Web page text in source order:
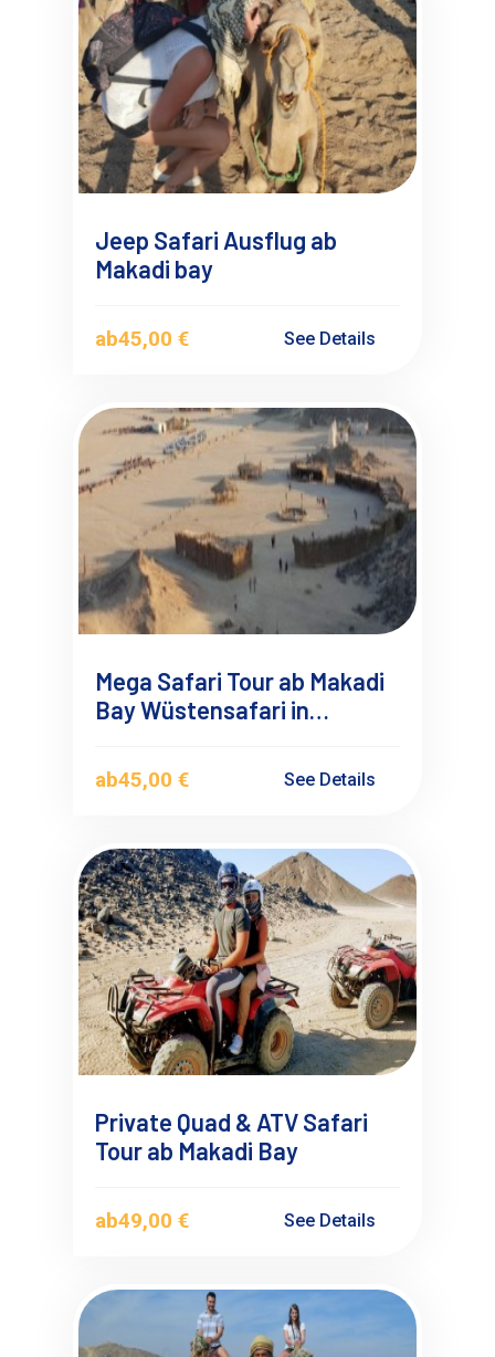
Jeep Safari Ausflug ab
Makadi bay
ab45,00 € See Details
Mega Safari Tour ab Makadi
Bay Wüstensafari in
ab45,00 € See Details
Private Quad & ATV Safari
Tour ab Makadi Bay
ab49,00 € See Details